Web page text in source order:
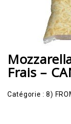
Frais –
Catégorie :8)